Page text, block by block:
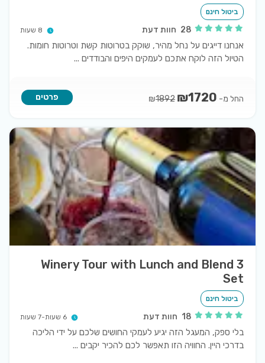
ביטול חינם
28 חוות דעת 8 שעות
אנחנו דייגים על נחל מהיר, שוקק בטרוטות קשת וטרוטות חומות.
הטיול הזה לוקח אתכם לעמקים היפים והבודדים ...
החל מ- ₪1720
1892 פרטים
3 Winery Tour with Lunch and Blend
Set
ביטול חינם
18 חוות דעת 6 שעות-7 שעות
בלי ספק, המעגל הזה יגיע לעמקי החושים שלכם על ידי הליכה
בדרכי היין. החוויה הזו תאפשר לכם להכיר יקבים ...